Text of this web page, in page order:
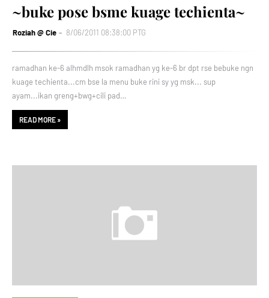
~buke pose bsme kuage techienta~
Roziah @ Cie 8/06/2011 08:38:00 PTG
ramadhan ke-6 alhmdlh msok ramadhan yg ke-6 br dpt rse bebuke ngn
kuage techienta...cm bse la menu buke rini sy yg msk... sup
ayam...ikan greng+bwg+cili pad…
READ MORE »